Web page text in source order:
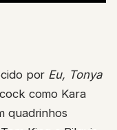
como Kara
quadrinhos
King e Bilquis